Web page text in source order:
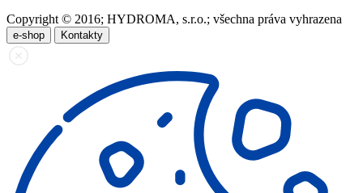
Copyright © 2016; HYDROMA, s.r.o.; všechna práva vyhrazena
e-shop Kontakty